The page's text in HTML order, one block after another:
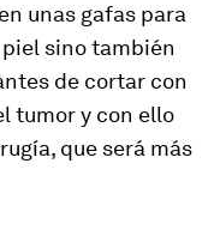
unas gafas para
sino también
de cortar con
tumor y con ello
que será más